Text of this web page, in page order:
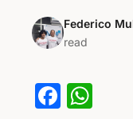
Federico
read
F